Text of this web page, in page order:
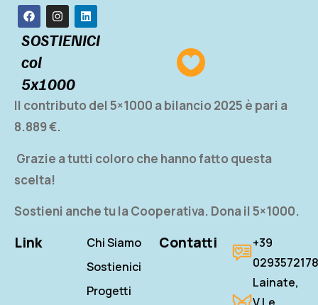
SOSTIENICI
col
5x1000
Il contributo del 5×1000 a bilancio 2025 è pari a
8.889 €.
Grazie a tutti coloro che hanno fatto questa
scelta!
Sostieni anche tu la Cooperativa. Dona il 5×1000.
Link
Chi Siamo
Sostienici
Progetti
Contatti
+39
0293572178
Lainate,
V.le